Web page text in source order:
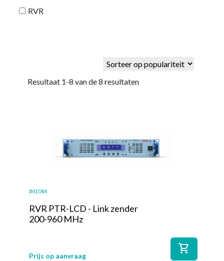
RVR
Resultaat 1-8 van de 8 resultaten
#41044
RVR PTR-LCD - Link zender
200-960 MHz
Prijs op aanvraag
shopping_cart